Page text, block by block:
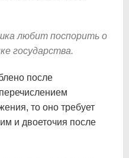
любит поспорить о
государства.
после
то оно требует
и двоеточия после